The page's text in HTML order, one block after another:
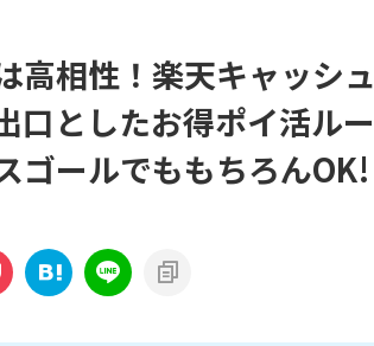
高相性！楽天キャッシュ
口としたお得ポイ活ルー
ゴールでももちろんOK!